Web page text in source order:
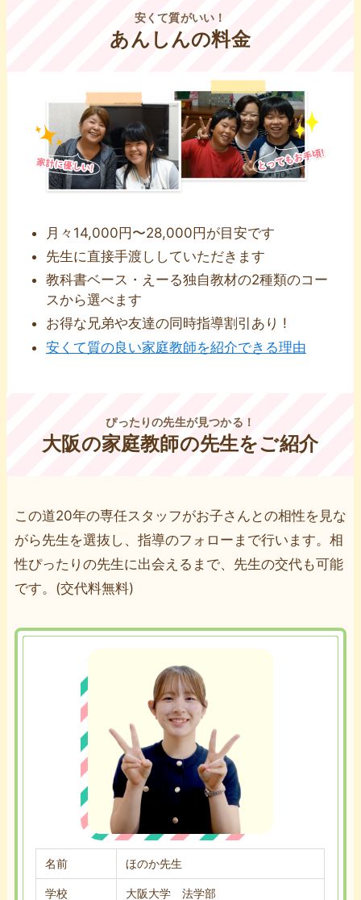
安くて質がいい！
あんしんの料金
⽉々14,000円〜28,000円が⽬安です
先⽣に直接⼿渡ししていただきます
教科書ベース・えーる独自教材の2種類のコー
スから選べます
お得な兄弟や友達の同時指導割引あり !
安くて質の良い家庭教師を紹介できる理由
ぴったりの先生が見つかる！
大阪の家庭教師の先生をご紹介
この道20年の専任スタッフがお⼦さんとの相性を⾒な
がら先⽣を選抜し、指導のフォローまで⾏います。相
性ぴったりの先⽣に出会えるまで、先⽣の交代も可能
です。(交代料無料)
名前 ほのか先生
学校 大阪大学 法学部